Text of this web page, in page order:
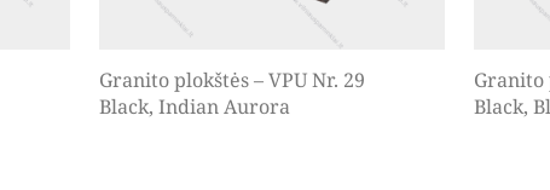
Granito plokštės – VPU Nr. 29
Black, Indian Aurora
Granito
Black,